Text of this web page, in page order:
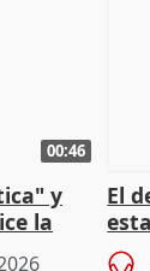
00:46
y
la
El